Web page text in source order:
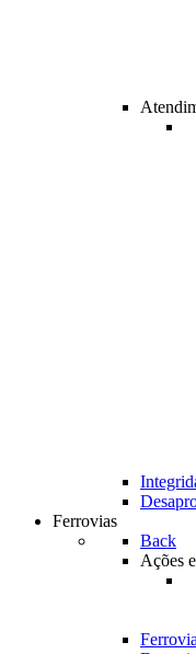
Ferrovias
Back
Ações